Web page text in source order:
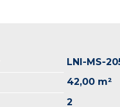
LNI-MS-
42,00 m²
2